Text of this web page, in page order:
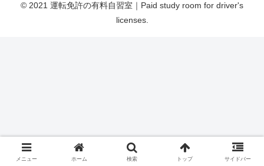
© 2021 運転免許の有料自習室｜Paid study room for driver's
licenses.
メニュー ホーム 検索 トップ サイドバー